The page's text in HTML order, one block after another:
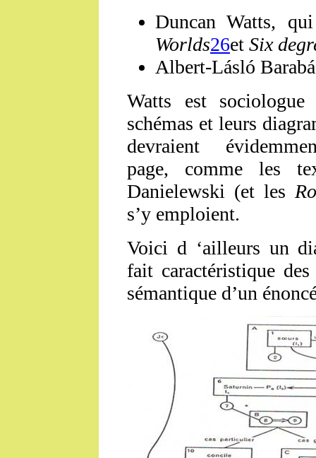
Duncan Watts,
Worlds26et Six
Albert-Lásló
Watts est
schémas et leurs
devraient
page, comme les
Danielewski (et les
s’y emploient.
Voici d ‘ailleurs un
fait caractéristique
sémantique d’un